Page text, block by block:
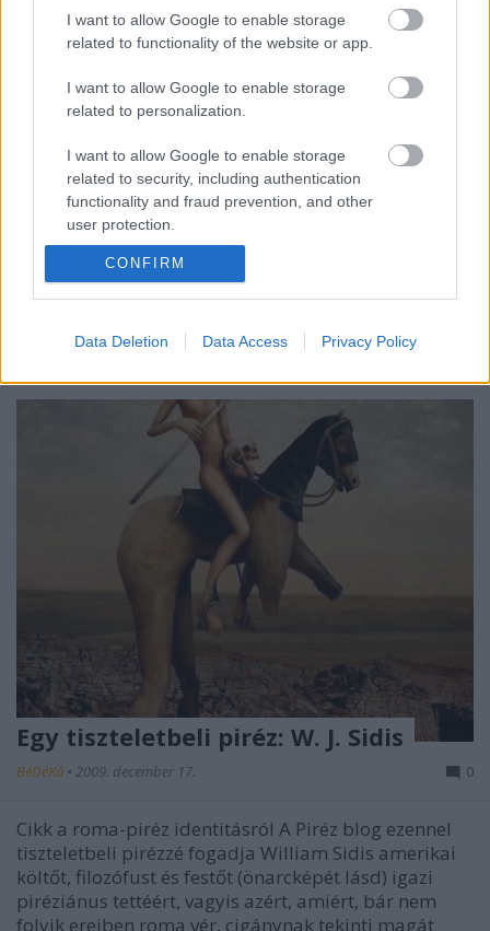
I want to allow Google to enable storage
related to functionality of the website or app.
I want to allow Google to enable storage
related to personalization.
I want to allow Google to enable storage
related to security, including authentication
functionality and fraud prevention, and other
user protection.
CONFIRM
Data Deletion Data Access Privacy Policy
2012. január 13.
A dolog annyira kézenfekvő, mint egy bepólyázott
csecsemő. Nem is értem, eleddig miként s mi módon
kerülhette el becses figyelmemet. Mint szitával az
esővíz, szinte annyira felfoghatatlan, hogy korábban
Sándor páratlan alakját és a pregnáns piréz…
Egy tiszteletbeli piréz: W. J. Sidis
BéDéKá • 2009. december 17. 0
Cikk a roma-piréz identitásról A Piréz blog ezennel
tiszteletbeli pirézzé fogadja William Sidis amerikai
költőt, filozófust és festőt (önarcképét lásd) igazi
piréziánus tettéért, vagyis azért, amiért, bár nem
folyik ereiben roma vér, cigánynak tekinti magát